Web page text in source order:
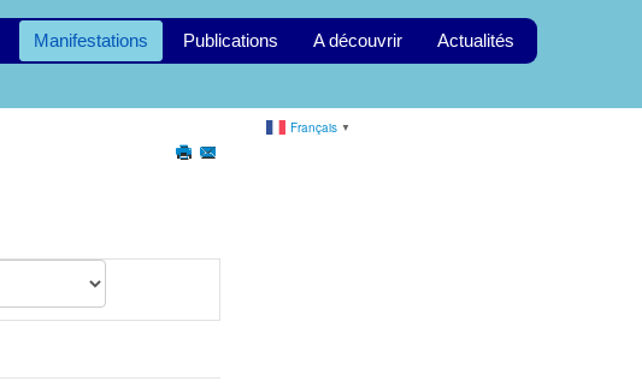
Manifestations Publications A découvrir Actualités
Français ▼